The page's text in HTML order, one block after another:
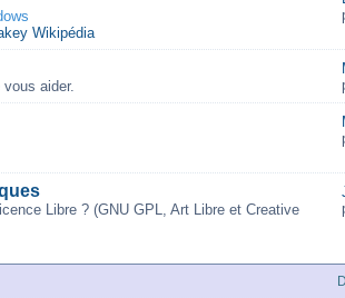
Wikipédia
aider.
Libre ? (GNU GPL, Art Libre et Creative